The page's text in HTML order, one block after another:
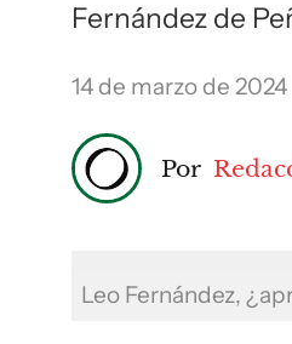
Fernández de
14 de marzo de 2024
Por
Leo Fernández,